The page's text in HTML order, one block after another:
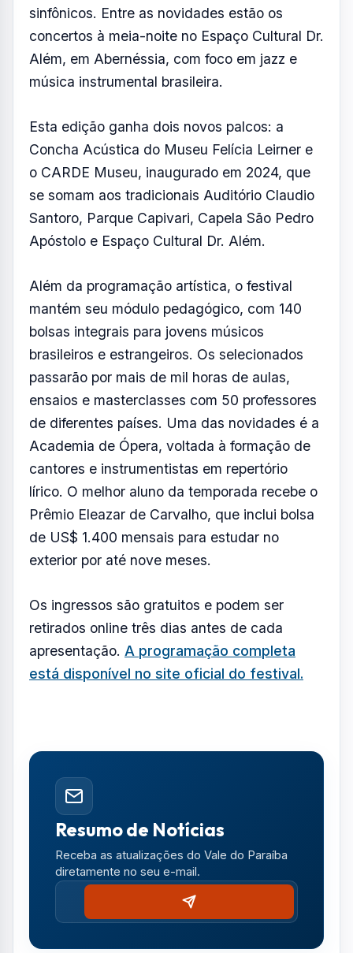
Santoro recebe a ópera A Flauta Mágica, de
Mozart, com regência de Minczuk e o Coro
Acadêmico da Osesp.
a obra de Brahms, com as quatro sinfonias e
mais de 30 peças de música de câmara. A
programação também inclui artistas
populares como Roberta Sá, Mariana Aydar,
Fabiana Cozza e os Demônios da Garoa,
todos acompanhados por conjuntos
concertos à meia-noite no Espaço Cultural Dr.
Além, em Abernéssia, com foco em jazz e
música instrumental brasileira.
Esta edição ganha dois novos palcos: a
Concha Acústica do Museu Felícia Leirner e
o CARDE Museu, inaugurado em 2024, que
se somam aos tradicionais Auditório Claudio
Santoro, Parque Capivari, Capela São Pedro
Apóstolo e Espaço Cultural Dr. Além.
Além da programação artística, o festival
mantém seu módulo pedagógico, com 140
brasileiros e estrangeiros. Os selecionados
passarão por mais de mil horas de aulas,
ensaios e masterclasses com 50 professores
de diferentes países. Uma das novidades é a
lírico. O melhor aluno da temporada recebe o
de US$ 1.400 mensais para estudar no
exterior por até nove meses.
Os ingressos são gratuitos e podem ser
retirados online três dias antes de cada
A programação completa